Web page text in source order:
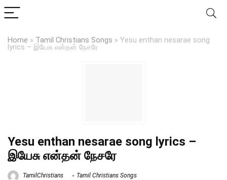
Home » Tamil Christians Songs » Yesu enthan nesarae song
lyrics – இயேசு என்தன் நேசரே
Yesu enthan nesarae song lyrics –
இயேசு என்தன் நேசரே
TamilChristians Tamil Christians Songs